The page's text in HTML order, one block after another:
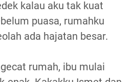
kalau aku tak kuat
puasa, rumahku
ada hajatan besar.
rumah, ibu mulai